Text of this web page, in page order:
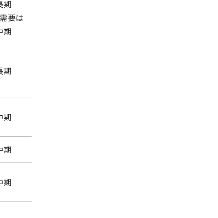
期
要は
期
期
期
期
期